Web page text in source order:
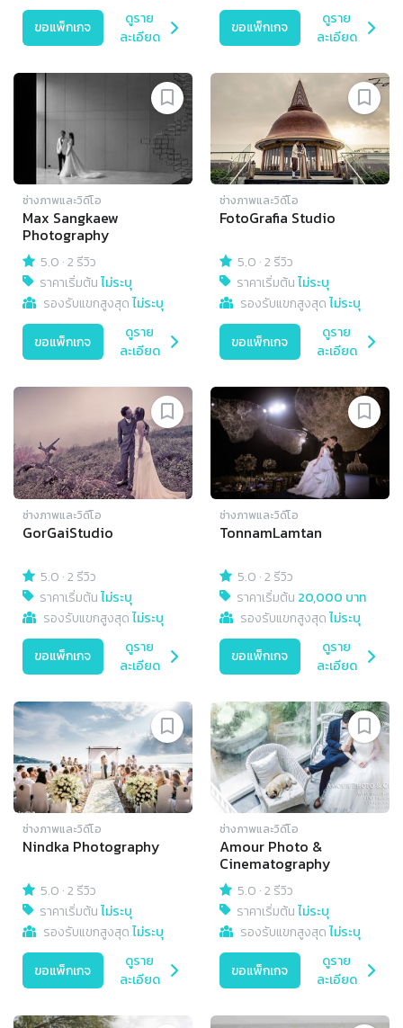
ขอแพ็กเกจ
ดูราย
ละเอียด
ขอแพ็กเกจ
ดูราย
ละเอียด
ช่างภาพและวิดีโอ
Max Sangkaew
Photography
5.0 ·2 รีวิว
ราคาเริ่มต้นไม่ระบุ
รองรับแขกสูงสุดไม่ระบุ
ขอแพ็กเกจ
ดูราย
ละเอียด
ช่างภาพและวิดีโอ
FotoGrafia Studio
5.0 ·2 รีวิว
ราคาเริ่มต้นไม่ระบุ
รองรับแขกสูงสุดไม่ระบุ
ขอแพ็กเกจ
ดูราย
ละเอียด
ช่างภาพและวิดีโอ
GorGaiStudio
5.0 ·2 รีวิว
ราคาเริ่มต้นไม่ระบุ
รองรับแขกสูงสุดไม่ระบุ
ขอแพ็กเกจ
ดูราย
ละเอียด
ช่างภาพและวิดีโอ
TonnamLamtan
5.0 ·2 รีวิว
ราคาเริ่มต้น 20,000 บาท
รองรับแขกสูงสุดไม่ระบุ
ขอแพ็กเกจ
ดูราย
ละเอียด
ช่างภาพและวิดีโอ
Nindka Photography
5.0 ·2 รีวิว
ราคาเริ่มต้นไม่ระบุ
รองรับแขกสูงสุดไม่ระบุ
ขอแพ็กเกจ
ดูราย
ละเอียด
ช่างภาพและวิดีโอ
Amour Photo &
Cinematography
5.0 ·2 รีวิว
ราคาเริ่มต้นไม่ระบุ
รองรับแขกสูงสุดไม่ระบุ
ขอแพ็กเกจ
ดูราย
ละเอียด